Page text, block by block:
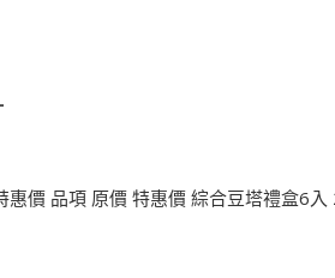
價 品項 原價 特惠價 綜合豆塔禮盒6